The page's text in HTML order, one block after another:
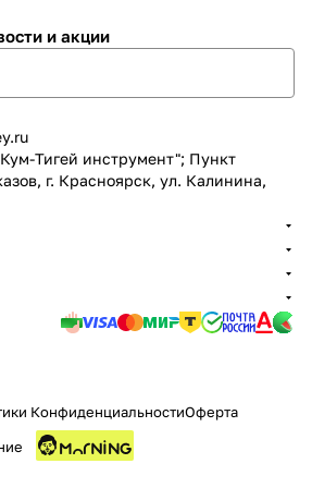
и акции
Тигей инструмент"; Пункт
г. Красноярск, ул. Калинина,
КонфиденциальностиОферта